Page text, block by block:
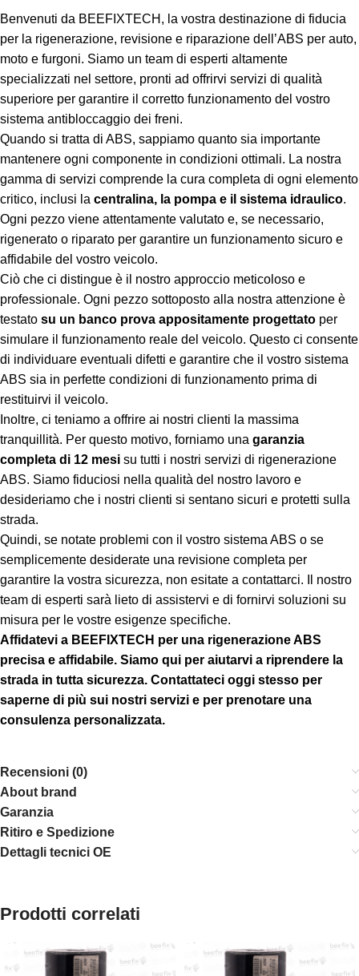
Benvenuti da BEEFIXTECH, la vostra destinazione di fiducia
per la rigenerazione, revisione e riparazione dell’ABS per auto,
moto e furgoni. Siamo un team di esperti altamente
specializzati nel settore, pronti ad offrirvi servizi di qualità
superiore per garantire il corretto funzionamento del vostro
sistema antibloccaggio dei freni.
Quando si tratta di ABS, sappiamo quanto sia importante
mantenere ogni componente in condizioni ottimali. La nostra
gamma di servizi comprende la cura completa di ogni elemento
critico, inclusi la centralina, la pompa e il sistema idraulico.
Ogni pezzo viene attentamente valutato e, se necessario,
rigenerato o riparato per garantire un funzionamento sicuro e
affidabile del vostro veicolo.
Ciò che ci distingue è il nostro approccio meticoloso e
professionale. Ogni pezzo sottoposto alla nostra attenzione è
testato su un banco prova appositamente progettato per
simulare il funzionamento reale del veicolo. Questo ci consente
di individuare eventuali difetti e garantire che il vostro sistema
ABS sia in perfette condizioni di funzionamento prima di
restituirvi il veicolo.
Inoltre, ci teniamo a offrire ai nostri clienti la massima
tranquillità. Per questo motivo, forniamo una garanzia
completa di 12 mesi su tutti i nostri servizi di rigenerazione
ABS. Siamo fiduciosi nella qualità del nostro lavoro e
desideriamo che i nostri clienti si sentano sicuri e protetti sulla
strada.
Quindi, se notate problemi con il vostro sistema ABS o se
semplicemente desiderate una revisione completa per
garantire la vostra sicurezza, non esitate a contattarci. Il nostro
team di esperti sarà lieto di assistervi e di fornirvi soluzioni su
misura per le vostre esigenze specifiche.
Affidatevi a BEEFIXTECH per una rigenerazione ABS
precisa e affidabile. Siamo qui per aiutarvi a riprendere la
strada in tutta sicurezza. Contattateci oggi stesso per
saperne di più sui nostri servizi e per prenotare una
consulenza personalizzata.
Recensioni (0)
About brand
Garanzia
Ritiro e Spedizione
Dettagli tecnici OE
Prodotti correlati